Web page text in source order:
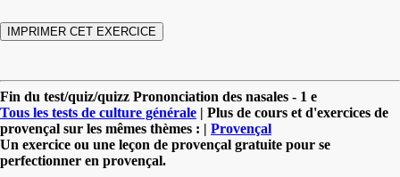
Fin du test/quiz/quizz Prononciation des nasales - 1 e
Tous les tests de culture générale | Plus de cours et d'exercices de
provençal sur les mêmes thèmes : | Provençal
Un exercice ou une leçon de provençal gratuite pour se
perfectionner en provençal.